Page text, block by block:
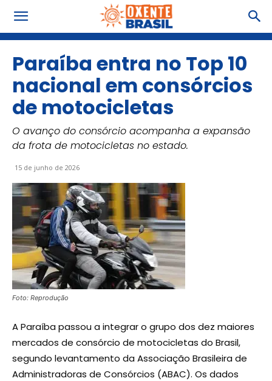
Paraíba entra no Top 10
nacional em consórcios
de motocicletas
O avanço do consórcio acompanha a expansão
da frota de motocicletas no estado.
15 de junho de 2026
Foto: Reprodução
A Paraíba passou a integrar o grupo dos dez maiores
mercados de consórcio de motocicletas do Brasil,
segundo levantamento da Associação Brasileira de
Administradoras de Consórcios (ABAC). Os dados